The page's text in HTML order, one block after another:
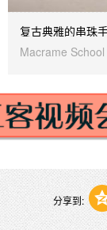
复古典雅的串珠
Macrame School
分享到: